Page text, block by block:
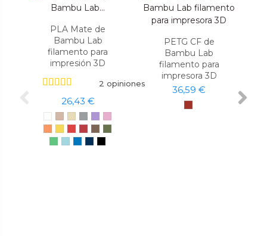
PLA Mate de
Bambu Lab
filamento para
impresión 3D
2 opiniones
26,43 €
PETG CF de
Bambu Lab
filamento para
impresora 3D
36,59 €